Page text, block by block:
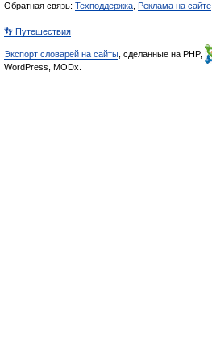
Обратная связь: Техподдержка Реклама на сайте
👣 Путешествия
Экспорт словарей на сайты , сделанные на PHP,
WordPress, MODx.